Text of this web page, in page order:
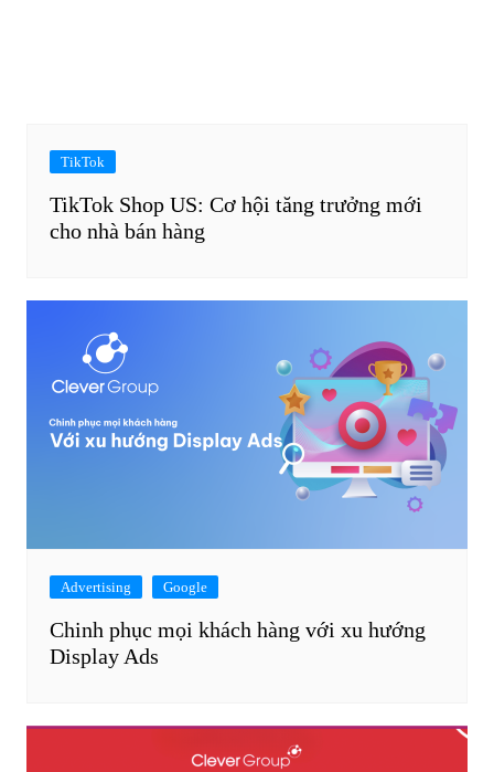
TikTok
TikTok Shop US: Cơ hội tăng trưởng mới
cho nhà bán hàng
Advertising Google
Chinh phục mọi khách hàng với xu hướng
Display Ads